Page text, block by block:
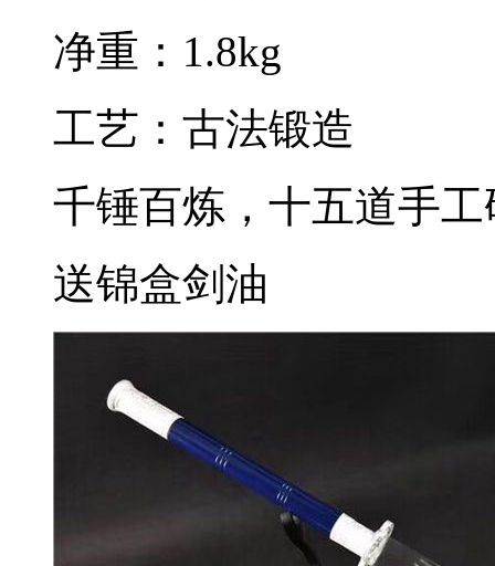
净重：1.8kg
工艺：古法锻造
千锤百炼，十五道手工
送锦盒剑油